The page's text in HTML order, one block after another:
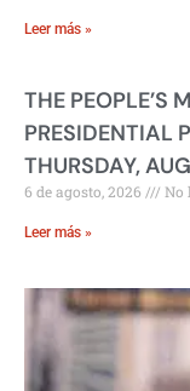
Leer más »
THE PEOPLE’S
PRESIDENTIAL
THURSDAY,
6 de agosto, 2026 No
Leer más »